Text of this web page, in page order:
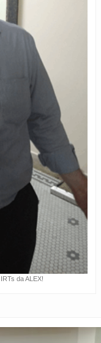
da ALEX!